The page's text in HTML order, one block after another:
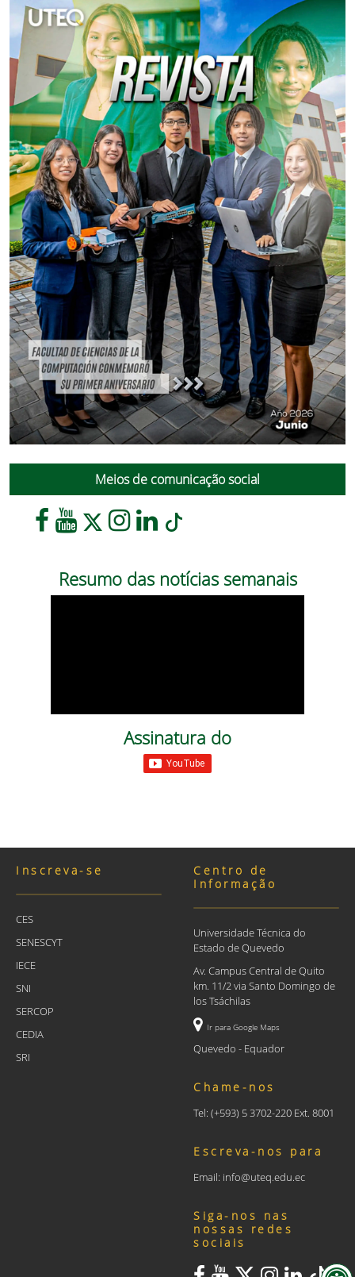
Meios de comunicação social
Resumo das notícias semanais
Assinatura do
Inscreva-se
CES
SENESCYT
IECE
SNI
SERCOP
CEDIA
SRI
Centro de
Informação
Universidade Técnica do
Estado de Quevedo
Av. Campus Central de Quito
km. 11/2 via Santo Domingo de
los Tsáchilas
Ir para Google Maps
Quevedo - Equador
Chame-nos
Tel: (+593) 5 3702-220 Ext. 8001
Escreva-nos para
Email: info@uteq.edu.ec
Siga-nos nas
nossas redes
sociais